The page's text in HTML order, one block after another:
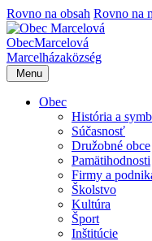
Rovno na obsah Rovno na
ObecMarcelová
Marcelházaközség
Menu
Obec
História a
Súčasnosť
Družobné obce
Pamätihodnosti
Firmy a
Školstvo
Kultúra
Šport
Inštitúcie